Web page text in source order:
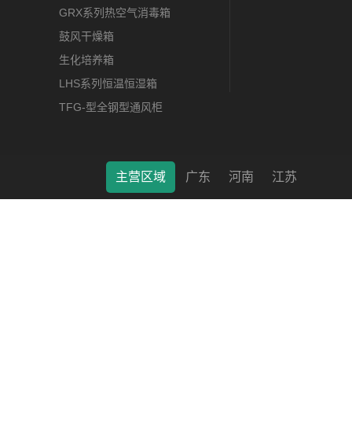
GRX系列热空气消毒箱
鼓风干燥箱
生化培养箱
LHS系列恒温恒湿箱
TFG-型全钢型通风柜
莱特（南通）科学仪器有限公司 © 2022 版权所有 备案号
主营区域 广东 河南 江苏